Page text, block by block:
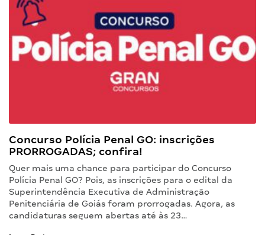
Concurso Polícia Penal GO: inscrições
PRORROGADAS; confira!
Quer mais uma chance para participar do Concurso
Polícia Penal GO? Pois, as inscrições para o edital da
Superintendência Executiva de Administração
Penitenciária de Goiás foram prorrogadas. Agora, as
candidaturas seguem abertas até às 23…